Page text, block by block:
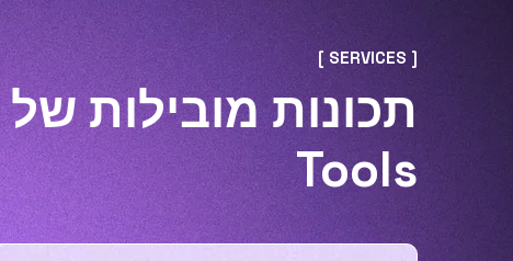
[ SERVICES ]
Tools